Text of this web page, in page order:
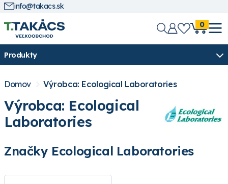
info@takacs.sk
0
Produkty
Domov Výrobca: Ecological Laboratories
Výrobca: Ecological
Laboratories
Značky Ecological Laboratories